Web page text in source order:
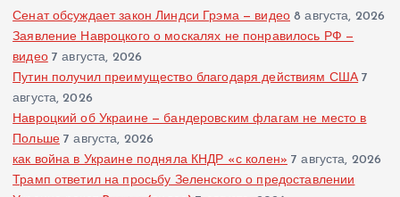
Сенат обсуждает закон Линдси Грэма — видео 8 августа, 2026
Заявление Навроцкого о москалях не понравилось РФ —
видео 7 августа, 2026
Путин получил преимущество благодаря действиям США 7
августа, 2026
Навроцкий об Украине — бандеровским флагам не место в
Польше 7 августа, 2026
как война в Украине подняла КНДР «с колен» 7 августа, 2026
Трамп ответил на просьбу Зеленского о предоставлении